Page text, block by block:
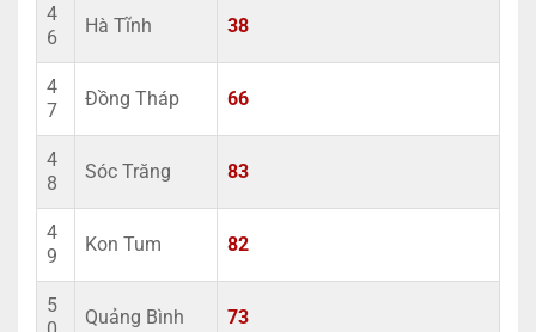
4
6
Hà Tĩnh 38
4
7
Đồng Tháp 66
4
8
Sóc Trăng 83
4
9
Kon Tum 82
5
Quảng Bình 73